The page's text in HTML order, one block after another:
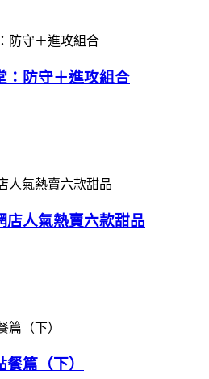
：防守＋進攻組合
店人氣熱賣六款甜品
餐篇（下）